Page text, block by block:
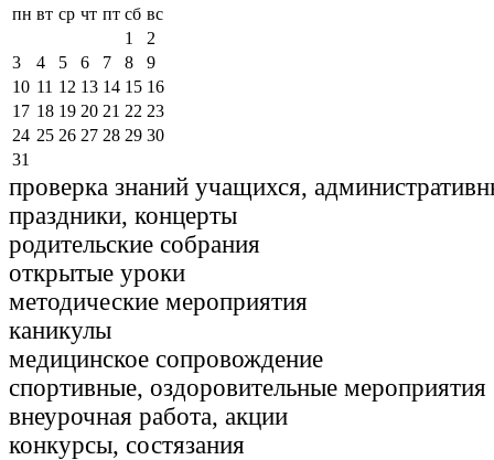
пн вт ср чт пт сб вс
1
2
3
4 5 6 7 8
9
10 11 12 13 14 15 16
17 18 19 20 21 22 23
24 25 26 27 28 29 30
31
проверка знаний учащихся,
праздники, концерты
родительские собрания
открытые уроки
методические мероприятия
каникулы
медицинское сопровождение
спортивные, оздоровительные мероприятия
внеурочная работа, акции
конкурсы, состязания